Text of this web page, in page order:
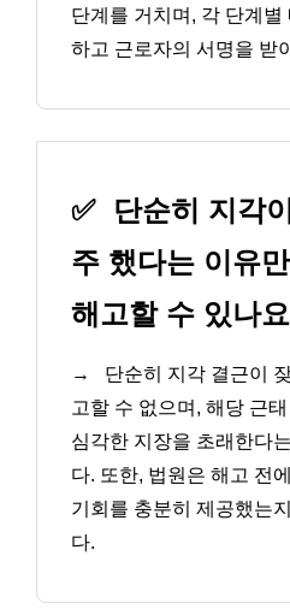
단계를 거치며, 각 단계
하고 근로자의 서명을 받
✅
단순히 지각
주 했다는 이유
해고할 수 있나
→
단순히 지각 결근이
고할 수 없으며, 해당 근
심각한 지장을 초래한다
다. 또한, 법원은 해고 전
기회를 충분히 제공했는
다.